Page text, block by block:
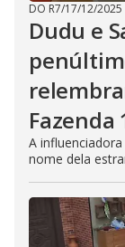
DO R7/17/12/2025
Dudu e
Fazenda
A
nome dela